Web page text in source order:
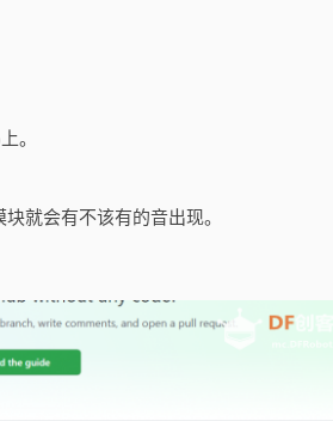
。
就会有不该有的音出现。